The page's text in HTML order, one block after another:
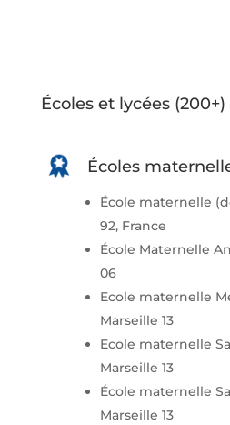
Écoles et lycées (200+)
Écoles
École maternelle
92, France
École Maternelle
06
Ecole maternelle
Marseille 13
Ecole maternelle
Marseille 13
École maternelle
Marseille 13